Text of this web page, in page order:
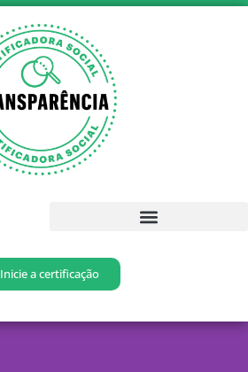
Inicie a certificação